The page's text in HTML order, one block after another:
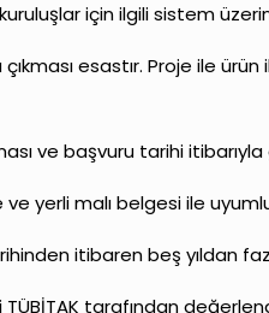
için ilgili sistem
esastır. Proje ile
ve başvuru tarihi itibarıyla
yerli malı belgesi ile
itibaren beş yıldan
tarafından